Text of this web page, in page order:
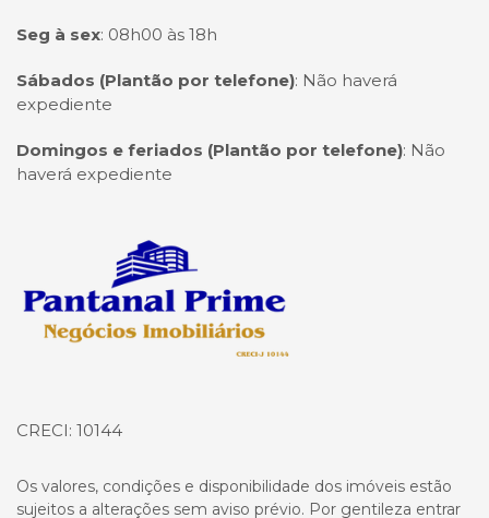
Seg à sex: 08h00 às 18h
Sábados (Plantão por telefone): Não haverá
expediente
Domingos e feriados (Plantão por telefone): Não
haverá expediente
Página inicial
CRECI: 10144
Os valores, condições e disponibilidade dos imóveis estão
sujeitos a alterações sem aviso prévio. Por gentileza entrar